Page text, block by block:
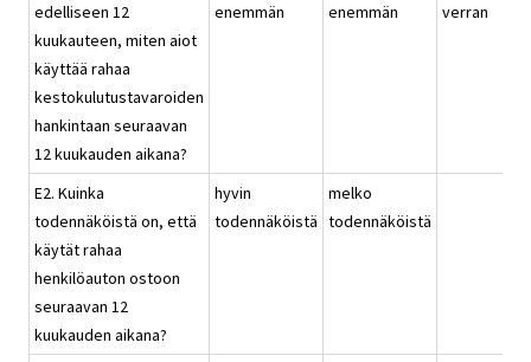
edelliseen 12
kuukauteen, miten aiot
käyttää rahaa
kestokulutustavaroiden
hankintaan seuraavan
12 kuukauden aikana?
enemmän
enemmän
verran
E2. Kuinka
todennäköistä on, että
käytät rahaa
henkilöauton ostoon
seuraavan 12
kuukauden aikana?
hyvin
todennäköistä
melko
todennäköistä